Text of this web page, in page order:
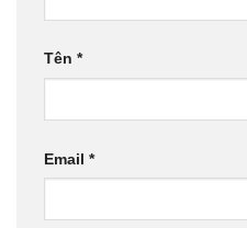
Tên *
Email *